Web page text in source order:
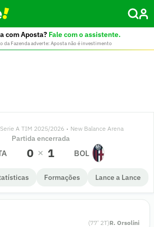
com Aposta? Fale com o assistente.
da Fazenda adverte: Aposta não é investimento
Serie A TIM 2025/2026 • New Balance Arena
Partida encerrada
0 1 BOL
Formações Lance a Lance
(77' 2T)R. Orsolini